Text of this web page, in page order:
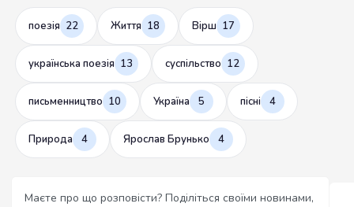
поезія 22 Життя 18 Вірш 17
українська поезія 13 суспільство 12
письменництво 10 Україна 5 пісні 4
Природа 4 Ярослав Брунько 4
Маєте про що розповісти? Поділіться своїми новинами,